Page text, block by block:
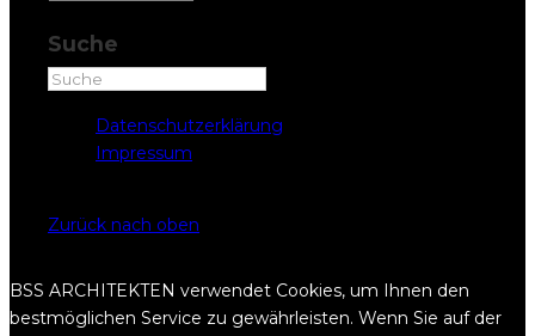
Suche
Datenschutzerklärung
Impressum
Zurück nach oben
BSS ARCHITEKTEN verwendet Cookies, um Ihnen den
bestmöglichen Service zu gewährleisten. Wenn Sie auf der